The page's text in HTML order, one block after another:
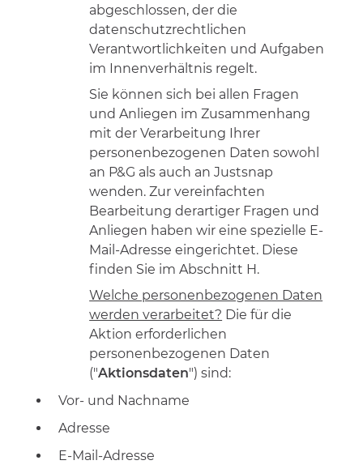
abgeschlossen, der die
datenschutzrechtlichen
Verantwortlichkeiten und Aufgaben
im Innenverhältnis regelt.
Sie können sich bei allen Fragen
und Anliegen im Zusammenhang
mit der Verarbeitung Ihrer
personenbezogenen Daten sowohl
an P&G als auch an Justsnap
wenden. Zur vereinfachten
Bearbeitung derartiger Fragen und
Anliegen haben wir eine spezielle E-
Mail-Adresse eingerichtet. Diese
finden Sie im Abschnitt H.
Welche personenbezogenen Daten
werden verarbeitet? Die für die
Aktion erforderlichen
personenbezogenen Daten
("Aktionsdaten") sind:
Vor- und Nachname
Adresse
E-Mail-Adresse